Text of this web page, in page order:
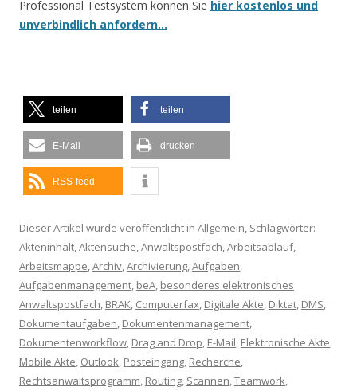
Professional Testsystem können Sie hier kostenlos und
unverbindlich anfordern…
teilen teilen
E-Mail drucken
RSS-feed
Dieser Artikel wurde veröffentlicht in Allgemein, Schlagwörter:
Akteninhalt,Aktensuche,Anwaltspostfach,Arbeitsablauf,
Arbeitsmappe,Archiv,Archivierung,Aufgaben,
Aufgabenmanagement, beA, besonderes elektronisches
Anwaltspostfach, BRAK, Computerfax, Digitale Akte, Diktat, DMS,
Dokumentaufgaben, Dokumentenmanagement,
Dokumentenworkflow, Drag and Drop, E-Mail, Elektronische Akte,
Mobile Akte, Outlook, Posteingang, Recherche,
Rechtsanwaltsprogramm, Routing, Scannen,Teamwork,